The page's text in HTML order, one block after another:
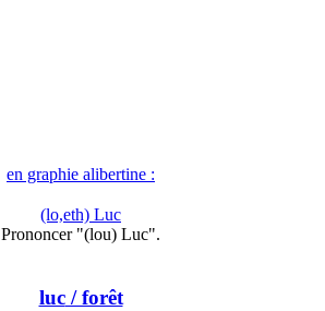
en graphie alibertine :
(lo,eth) Luc
Prononcer "(lou) Luc".
luc/ forêt